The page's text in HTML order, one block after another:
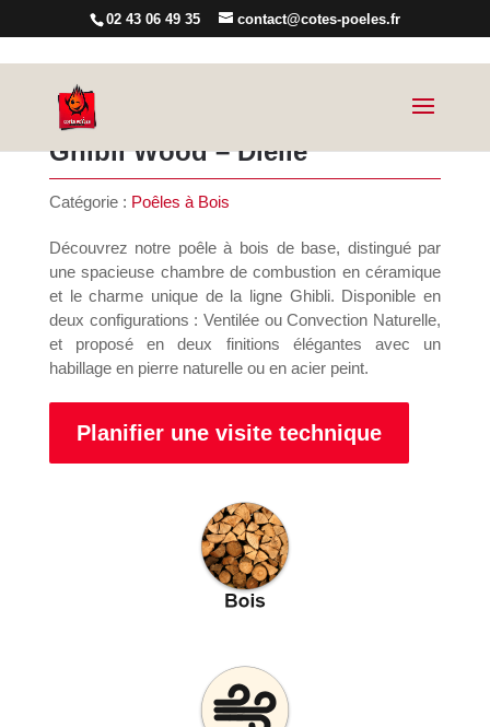
02 43 06 49 35 contact@cotes-poeles.fr
Ghibli Wood – Dielle
Catégorie : Poêles à Bois
Découvrez notre poêle à bois de base, distingué par
une spacieuse chambre de combustion en céramique
et le charme unique de la ligne Ghibli. Disponible en
deux configurations : Ventilée ou Convection Naturelle,
et proposé en deux finitions élégantes avec un
habillage en pierre naturelle ou en acier peint.
Planifier une visite technique